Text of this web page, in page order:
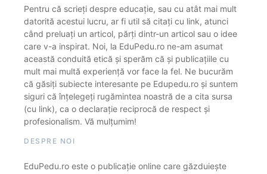
Pentru că scrieți despre educație, sau cu atât mai mult
datorită acestui lucru, ar fi util să citați cu link, atunci
când preluați un articol, părți dintr-un articol sau o idee
care v-a inspirat. Noi, la EduPedu.ro ne-am asumat
această conduită etică și sperăm că și publicațiile cu
mult mai multă experiență vor face la fel. Ne bucurăm
că găsiți subiecte interesante pe Edupedu.ro și suntem
siguri că înțelegeți rugămintea noastră de a cita sursa
(cu link), ca o declarație reciprocă de respect și
profesionalism. Vă mulțumim!
DESPRE NOI
EduPedu.ro este o publicație online care găzduiește